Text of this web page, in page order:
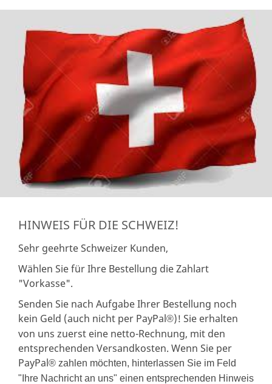
HINWEIS FÜR DIE SCHWEIZ!
Sehr geehrte Schweizer Kunden,
Wählen Sie für Ihre Bestellung die Zahlart
"Vorkasse".
Senden Sie nach Aufgabe Ihrer Bestellung noch
kein Geld (auch nicht per PayPal®)! Sie erhalten
von uns zuerst eine netto-Rechnung, mit den
entsprechenden Versandkosten. Wenn Sie per
PayPal® zahlen möchten, hinterlassen Sie im Feld
"Ihre Nachricht an uns" einen entsprechenden Hinweis